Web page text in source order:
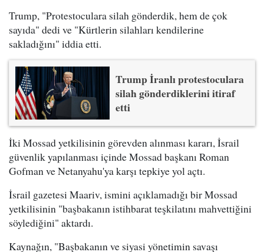
Trump, "Protestoculara silah gönderdik, hem de çok
sayıda" dedi ve "Kürtlerin silahları kendilerine
sakladığını" iddia etti.
Trump İranlı protestoculara
silah gönderdiklerini itiraf
etti
İki Mossad yetkilisinin görevden alınması kararı, İsrail
güvenlik yapılanması içinde Mossad başkanı Roman
Gofman ve Netanyahu'ya karşı tepkiye yol açtı.
İsrail gazetesi Maariv, ismini açıklamadığı bir Mossad
yetkilisinin "başbakanın istihbarat teşkilatını mahvettiğini
söylediğini" aktardı.
Kaynağın, "Başbakanın ve siyasi yönetimin savaşı